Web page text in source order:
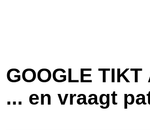
GOOGLE TIKT
... en vraagt